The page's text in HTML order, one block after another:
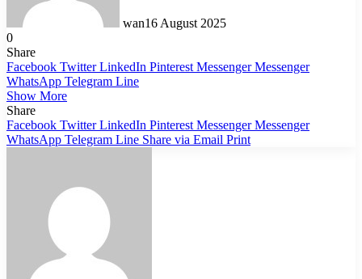
wan16 August 2025
0
Share
Facebook Twitter LinkedIn Pinterest Messenger Messenger
WhatsApp Telegram Line
Show More
Share
Facebook Twitter LinkedIn Pinterest Messenger Messenger
WhatsApp Telegram Line Share via Email Print